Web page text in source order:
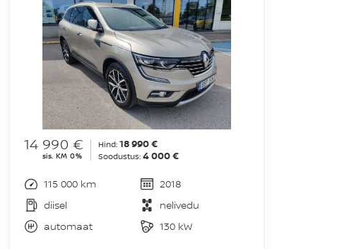
14 990 €
sis. KM 0%
Hind: 18 990 €
Soodustus: 4 000 €
115 000 km
2018
diisel
nelivedu
automaat
130 kW